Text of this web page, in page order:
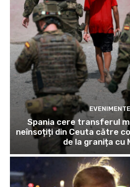
EVENIMENTE
Spania cere transferul
neînsoțiți din Ceuta către
de la granița cu